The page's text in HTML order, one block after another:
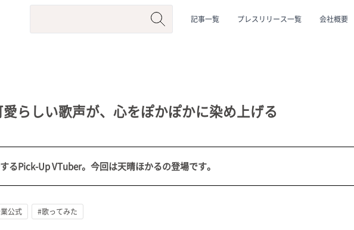
記事一覧 プレスリリース一覧 会社概要
#動物系 #企業公式 #個人勢 #Vtuberグループ
らしい歌声が、心をぽかぽかに染め上げる
るPick-Up VTuber。今回は天晴ほかるの登場です。
公式 #歌ってみた